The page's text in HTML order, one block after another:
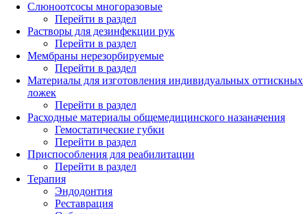
Слюноотсосы многоразовые
Перейти в раздел
Растворы для дезинфекции рук
Перейти в раздел
Мембраны нерезорбируемые
Перейти в раздел
Материалы для изготовления индивидуальных оттискных
ложек
Перейти в раздел
Расходные материалы общемедицинского назаначения
Гемостатические губки
Перейти в раздел
Приспособления для реабилитации
Перейти в раздел
Терапия
Эндодонтия
Реставрация